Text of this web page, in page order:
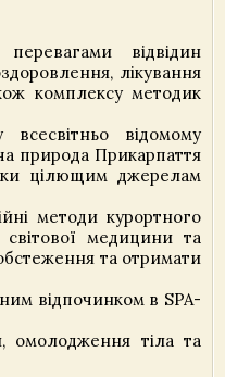
відвідин
лікування
комплексу методик
відомому
природа Прикарпаття
цілющим джерелам
методи курортного
медицини та
та отримати
відпочинком в SPA-
омолодження тіла та